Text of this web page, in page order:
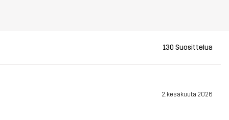
130 Suosittelua
2. kesäkuuta 2026